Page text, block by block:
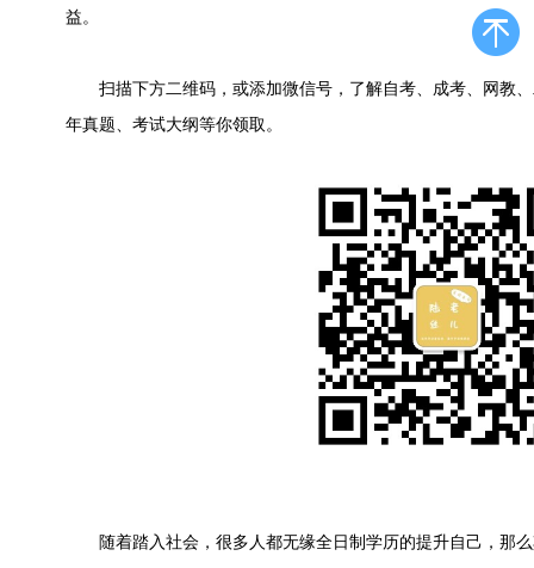
益。
扫描下方二维码，或添加微信号，了解自考、成考、网教、
年真题、考试大纲等你领取。
随着踏入社会，很多人都无缘全日制学历的提升自己，那么